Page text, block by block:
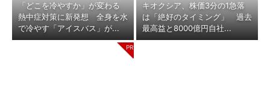
「どこを冷やすか」が変わる
熱中症対策に新発想 全身を水
で冷やす「アイスバス」が...
キオクシア、株価3分の1急落
は「絶好のタイミング」 過去
最高益と8000億円自社...